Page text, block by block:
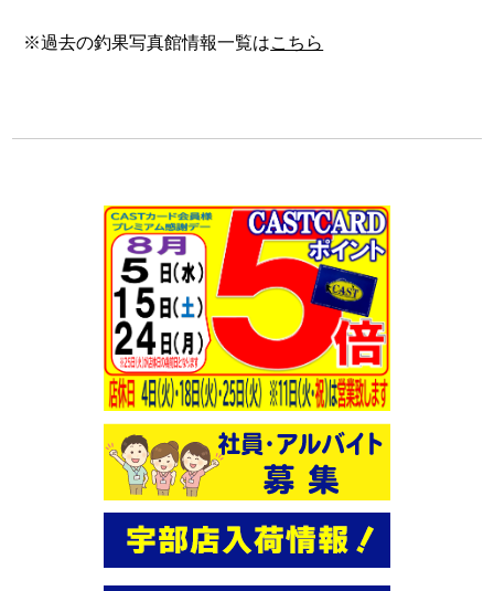
※過去の釣果写真館情報一覧はこちら